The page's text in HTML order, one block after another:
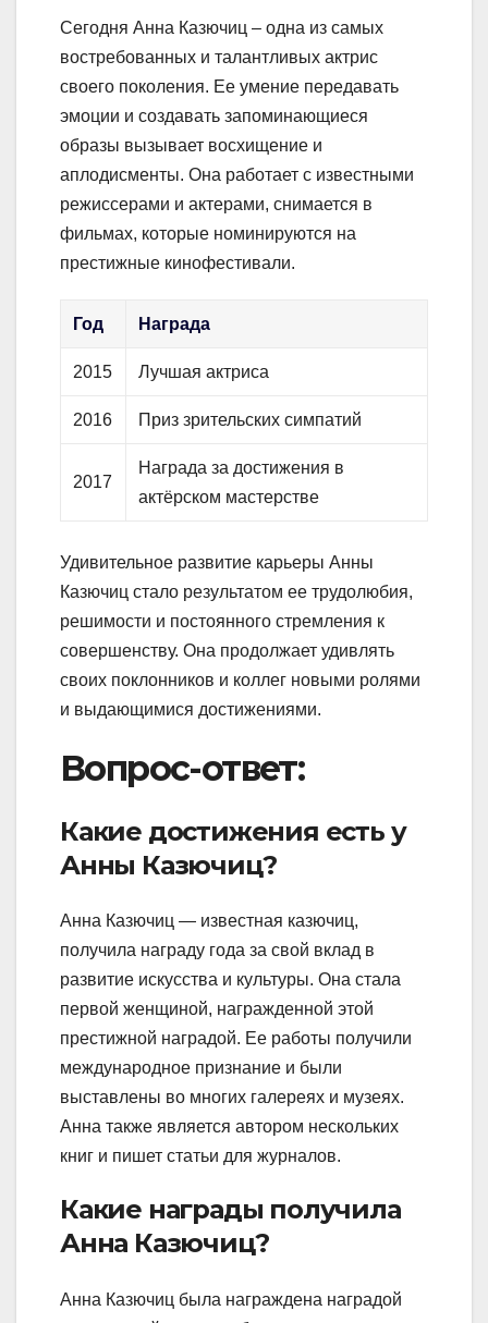
Сегодня Анна Казючиц – одна из самых
востребованных и талантливых актрис
своего поколения. Ее умение передавать
эмоции и создавать запоминающиеся
образы вызывает восхищение и
аплодисменты. Она работает с известными
режиссерами и актерами, снимается в
фильмах, которые номинируются на
престижные кинофестивали.
Год Награда
2015 Лучшая актриса
2016 Приз зрительских симпатий
2017
Награда за достижения в
актёрском мастерстве
Удивительное развитие карьеры Анны
Казючиц стало результатом ее трудолюбия,
решимости и постоянного стремления к
совершенству. Она продолжает удивлять
своих поклонников и коллег новыми ролями
и выдающимися достижениями.
Вопрос-ответ:
Какие достижения есть у
Анны Казючиц?
Анна Казючиц — известная казючиц,
получила награду года за свой вклад в
развитие искусства и культуры. Она стала
первой женщиной, награжденной этой
престижной наградой. Ее работы получили
международное признание и были
выставлены во многих галереях и музеях.
Анна также является автором нескольких
книг и пишет статьи для журналов.
Какие награды получила
Анна Казючиц?
Анна Казючиц была награждена наградой